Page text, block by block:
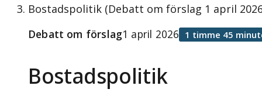
Bostadspolitik (Debatt om förslag 1 april
Bostadspolitik
Debatt om förslag1 april 2026 1 timme 45